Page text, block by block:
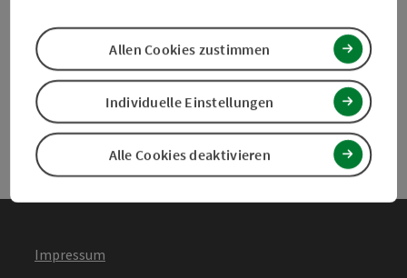
Andere Webseiten
Services
Impressum
Alle Cookies deaktivieren
Individuelle Einstellungen
Allen Cookies zustimmen